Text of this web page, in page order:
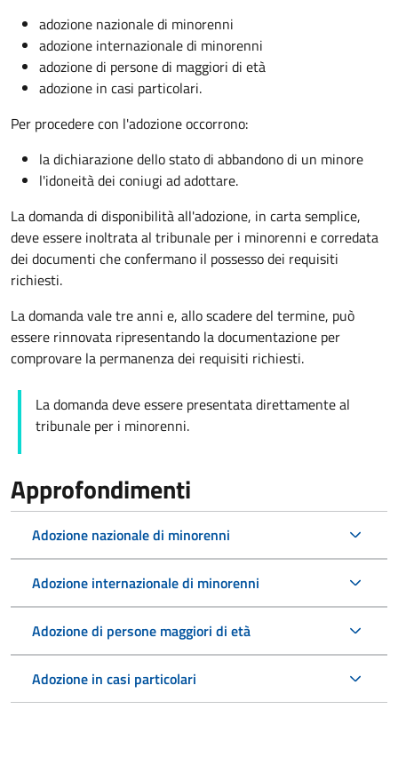
adozione nazionale di minorenni
adozione internazionale di minorenni
adozione di persone di maggiori di età
adozione in casi particolari.
Per procedere con l'adozione occorrono:
la dichiarazione dello stato di abbandono di un minore
l'idoneità dei coniugi ad adottare.
La domanda di disponibilità all'adozione, in carta semplice,
deve essere inoltrata al tribunale per i minorenni e corredata
dei documenti che confermano il possesso dei requisiti
richiesti.
La domanda vale tre anni e, allo scadere del termine, può
essere rinnovata ripresentando la documentazione per
comprovare la permanenza dei requisiti richiesti.
La domanda deve essere presentata direttamente al
tribunale per i minorenni.
Approfondimenti
Adozione nazionale di minorenni
Adozione internazionale di minorenni
Adozione di persone maggiori di età
Adozione in casi particolari